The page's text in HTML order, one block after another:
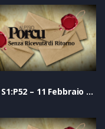
SRDR S1:P52 – 11 Febbraio 2021